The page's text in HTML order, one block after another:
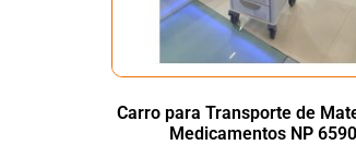
Carro para Transporte de
Medicamentos NP 6590